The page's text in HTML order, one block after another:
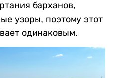
барханов,
узоры, поэтому этот
одинаковым.